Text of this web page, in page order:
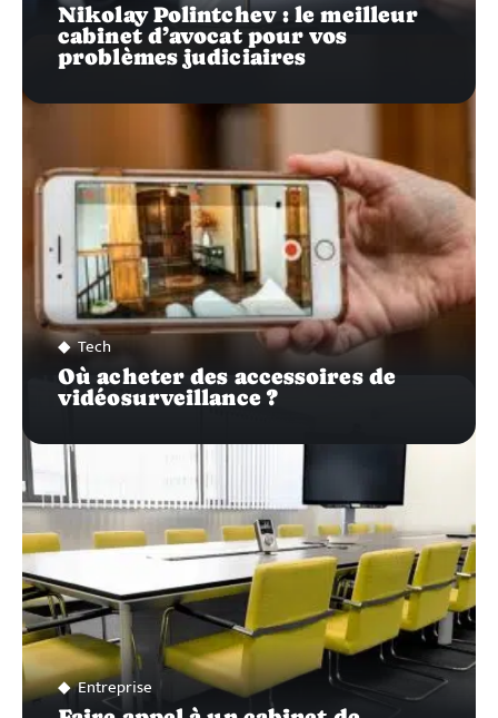
Nikolay Polintchev : le meilleur
cabinet d’avocat pour vos
problèmes judiciaires
Tech
Où acheter des accessoires de
vidéosurveillance ?
Entreprise